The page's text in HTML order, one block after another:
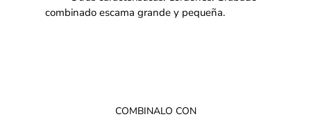
combinado escama grande y pequeña.
COMBINALO CON